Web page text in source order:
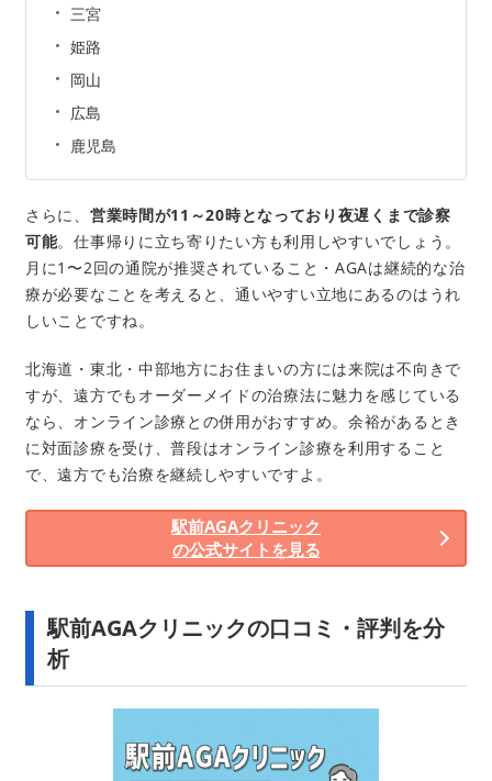
三宮
姫路
岡山
広島
鹿児島
さらに、 営業時間が11～20時となっており夜遅くまで診察
可能。仕事帰りに立ち寄りたい方も利用しやすいでしょう。
月に1〜2回の通院が推奨されていること・AGAは継続的な治
療が必要なことを考えると、通いやすい立地にあるのはうれ
しいことですね。
北海道・東北・中部地方にお住まいの方には来院は不向きで
すが、遠方でもオーダーメイドの治療法に魅力を感じている
なら、オンライン診療との併用がおすすめ。余裕があるとき
に対面診療を受け、普段はオンライン診療を利用すること
で、遠方でも治療を継続しやすいですよ。
駅前AGAクリニック
の公式サイトを見る
駅前AGAクリニックの口コミ・評判を分
析